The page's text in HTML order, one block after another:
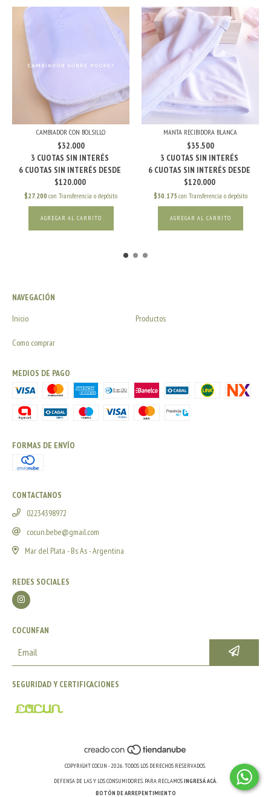
CAMBIADOR CON BOLSILLO
$32.000
$27.200 con Transferencia o depósito
MANTA RECIBIDORA BLANCA
$35.500
$30.175 con Transferencia o depósito
AGREGAR AL CARRITO
NAVEGACIÓN
Inicio
Productos
Como comprar
MEDIOS DE PAGO
FORMAS DE ENVÍO
CONTACTANOS
02234398972
cocun.bebe@gmail.com
Mar del Plata - Bs As - Argentina
REDES SOCIALES
COCUNFAN
SEGURIDAD Y CERTIFICACIONES
COPYRIGHT COCUN - 2026. TODOS LOS DERECHOS RESERVADOS.
DEFENSA DE LAS Y LOS CONSUMIDORES. PARA RECLAMOSINGRESÁ ACÁ.
BOTÓN DE ARREPENTIMIENTO